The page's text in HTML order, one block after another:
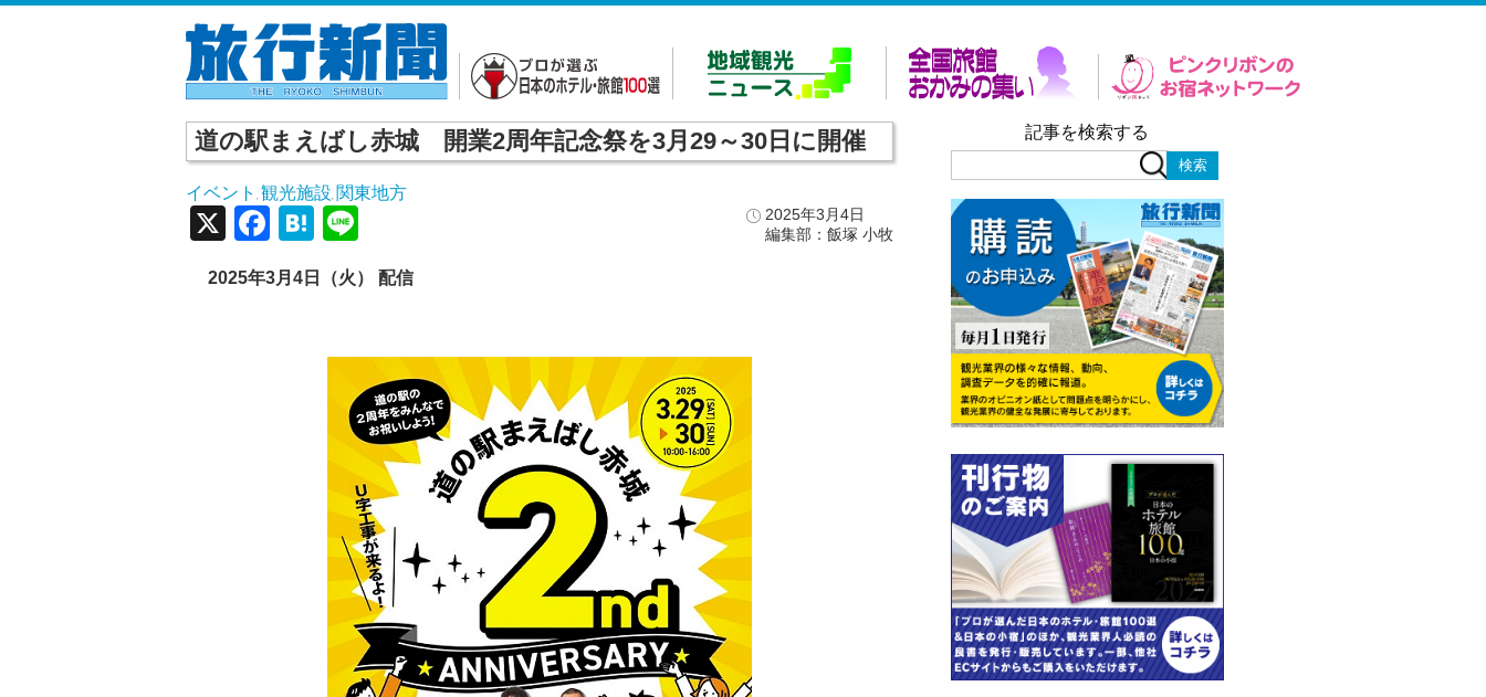
道の駅まえばし赤城 開業2周年記念祭を3月29～30日に開催
イベント ,観光施設 関東地方
2025年3月4日
編集部：飯塚 小牧
X Facebook
Hatena
2025年3月4日（火） 配信
記事を検索する